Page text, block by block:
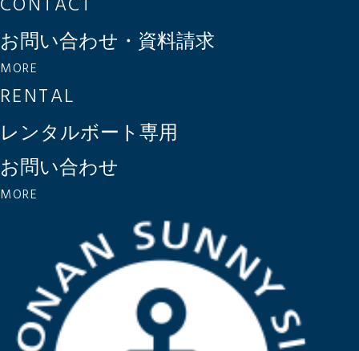
お問い合わせ・資料請求
MORE
RENTAL
レンタルボート専用
お問い合わせ
MORE